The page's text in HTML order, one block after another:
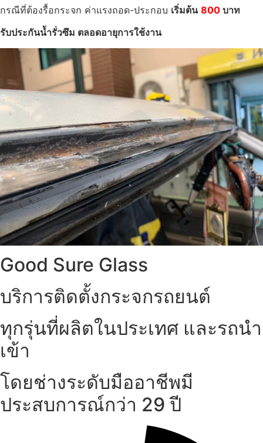
กรณีที่ต้องรื้อกระจก ค่าแรงถอด-ประกอบ เริ่มต้น 800 บาท
รับประกันน้ำรั่วซึม ตลอดอายุการใช้งาน
Good Sure Glass
บริการติดตั้งกระจกรถยนต์
ทุกรุ่นที่ผลิตในประเทศ และรถนำ
เข้า
โดยช่างระดับมืออาชีพมี
ประสบการณ์กว่า 29 ปี